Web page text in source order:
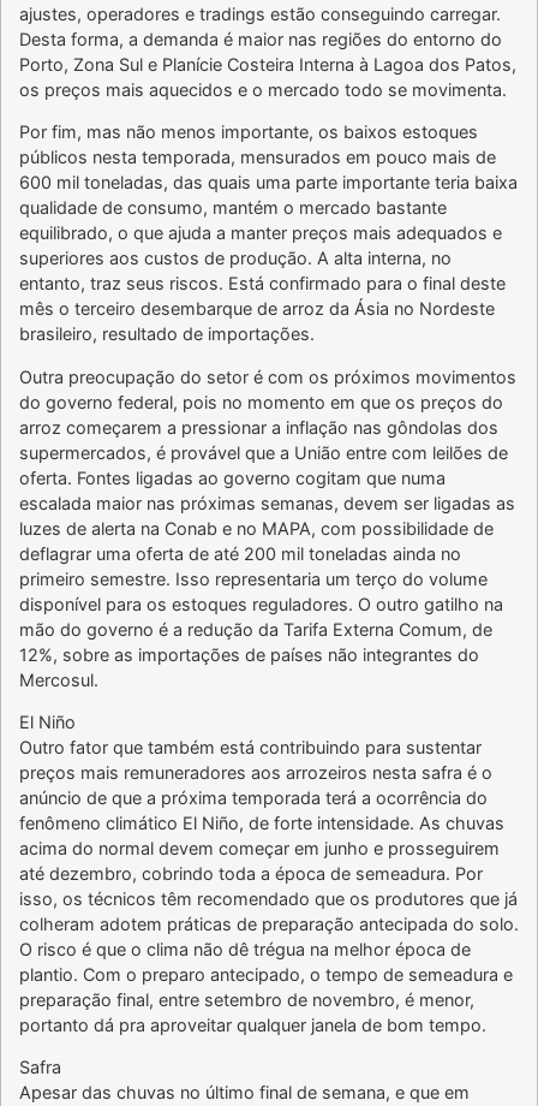
ajustes, operadores e tradings estão conseguindo carregar.
Desta forma, a demanda é maior nas regiões do entorno do
Porto, Zona Sul e Planície Costeira Interna à Lagoa dos Patos,
os preços mais aquecidos e o mercado todo se movimenta.
Por fim, mas não menos importante, os baixos estoques
públicos nesta temporada, mensurados em pouco mais de
600 mil toneladas, das quais uma parte importante teria baixa
qualidade de consumo, mantém o mercado bastante
equilibrado, o que ajuda a manter preços mais adequados e
superiores aos custos de produção. A alta interna, no
entanto, traz seus riscos. Está confirmado para o final deste
mês o terceiro desembarque de arroz da Ásia no Nordeste
brasileiro, resultado de importações.
Outra preocupação do setor é com os próximos movimentos
do governo federal, pois no momento em que os preços do
arroz começarem a pressionar a inflação nas gôndolas dos
supermercados, é provável que a União entre com leilões de
oferta. Fontes ligadas ao governo cogitam que numa
escalada maior nas próximas semanas, devem ser ligadas as
luzes de alerta na Conab e no MAPA, com possibilidade de
deflagrar uma oferta de até 200 mil toneladas ainda no
primeiro semestre. Isso representaria um terço do volume
disponível para os estoques reguladores. O outro gatilho na
mão do governo é a redução da Tarifa Externa Comum, de
12%, sobre as importações de países não integrantes do
Mercosul.
El Niño
Outro fator que também está contribuindo para sustentar
preços mais remuneradores aos arrozeiros nesta safra é o
anúncio de que a próxima temporada terá a ocorrência do
fenômeno climático El Niño, de forte intensidade. As chuvas
acima do normal devem começar em junho e prosseguirem
até dezembro, cobrindo toda a época de semeadura. Por
isso, os técnicos têm recomendado que os produtores que já
colheram adotem práticas de preparação antecipada do solo.
O risco é que o clima não dê trégua na melhor época de
plantio. Com o preparo antecipado, o tempo de semeadura e
preparação final, entre setembro de novembro, é menor,
portanto dá pra aproveitar qualquer janela de bom tempo.
Safra
Apesar das chuvas no último final de semana, e que em